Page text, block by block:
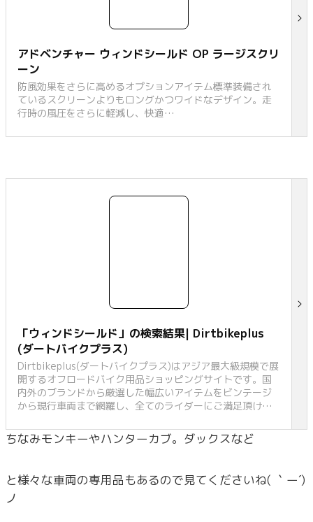
アドベンチャー ウィンドシールド OP ラージスクリ
ーン
防風効果をさらに高めるオプションアイテム標準装備され
ているスクリーンよりもロングかつワイドなデザイン。走
行時の風圧をさらに軽減し、快適…
「ウィンドシールド」の検索結果| Dirtbikeplus
(ダートバイクプラス)
Dirtbikeplus(ダートバイクプラス)はアジア最大級規模で展
開するオフロードバイク用品ショッピングサイトです。国
内外のブランドから厳選した幅広いアイテムをビンテージ
から現行車両まで網羅し、全てのライダーにご満足頂ける
ちなみモンキーやハンターカブ。ダックスなど
と様々な車両の専用品もあるので見てくださいね( ｀ー´)
ノ